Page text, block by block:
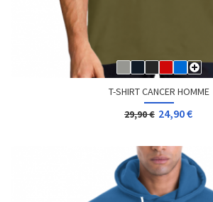
T-SHIRT CANCER HOMME
29,90 € 24,90 €